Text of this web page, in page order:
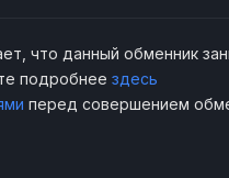
что данный обменник
подробнее здесь
перед совершением